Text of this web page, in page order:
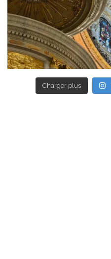
Charger plus